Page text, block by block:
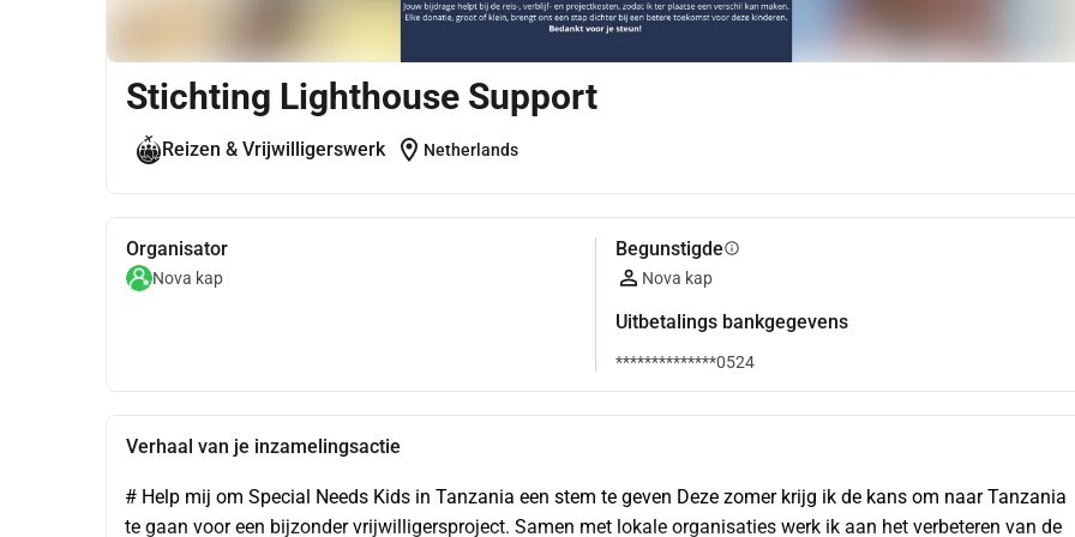
Stichting Lighthouse Support
Reizen & Vrijwilligerswerk location_on Netherlands
Organisator
Nova kap
Begunstigdeinfo
Nova kap
Uitbetalings bankgegevens
**************0524
Verhaal van je inzamelingsactie
# Help mij om Special Needs Kids in Tanzania een stem te geven Deze zomer krijg ik de kans om naar Tanzania
te gaan voor een bijzonder vrijwilligersproject. Samen met lokale organisaties werk ik aan het verbeteren van de